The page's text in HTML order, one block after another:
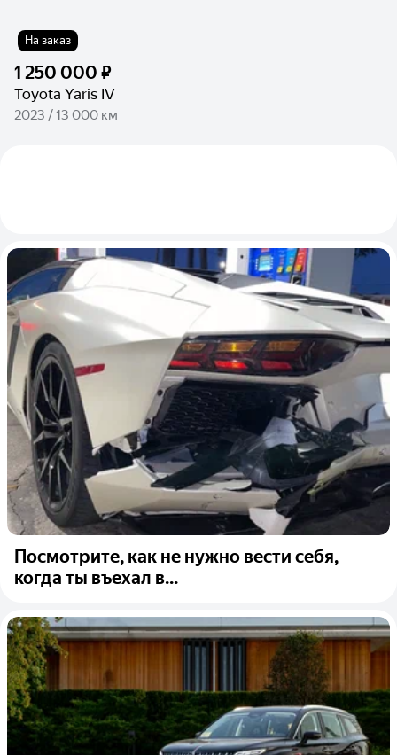
На заказ
1 250 000 ₽
Toyota Yaris IV
2023 / 13 000 км
Посмотрите, как не нужно вести себя,
когда ты въехал в...